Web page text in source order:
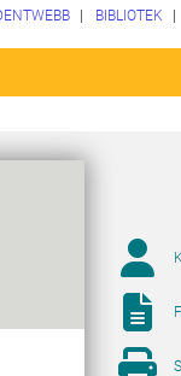
BIBLIOTEK